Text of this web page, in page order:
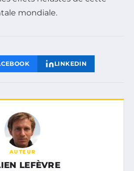
mondiale.
LINKEDIN
AUTEUR
LEFÈVRE